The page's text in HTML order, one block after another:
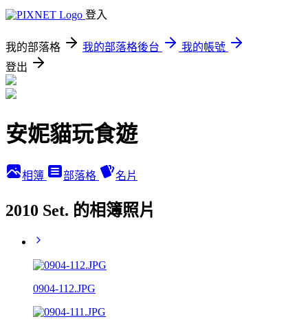
登入
我的部落格 我的部落格後台
我的帳號
登出
安妮貓玩食遊
相簿 部落格 名片
2010 Set. 的相簿照片
0904-112.JPG